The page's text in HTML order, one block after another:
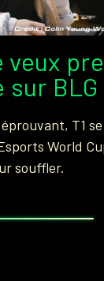
veux
BLG
T1
World
souffler.